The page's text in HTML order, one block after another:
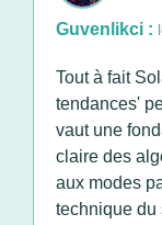
Guvenlikci :
Tout à fait
tendances'
vaut une
claire des
aux modes
technique du